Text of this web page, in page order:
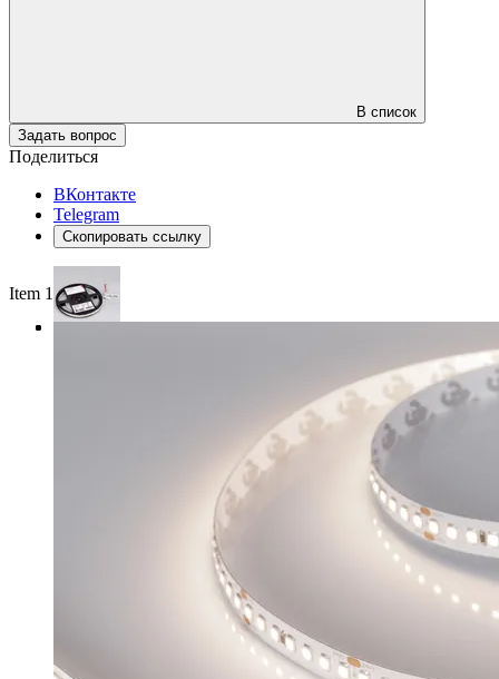
В список
Задать вопрос
Поделиться
ВКонтакте
Telegram
Скопировать ссылку
Item 1 of 3